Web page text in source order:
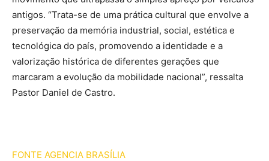
antigos. “Trata-se de uma prática cultural que envolve a
preservação da memória industrial, social, estética e
tecnológica do país, promovendo a identidade e a
valorização histórica de diferentes gerações que
marcaram a evolução da mobilidade nacional”, ressalta
Pastor Daniel de Castro.
FONTE AGENCIA BRASÍLIA